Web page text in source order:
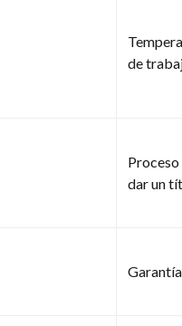
de
Proceso
dar un
Garantía